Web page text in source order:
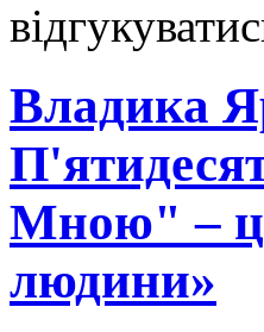
Владика
Мною" –
людини»